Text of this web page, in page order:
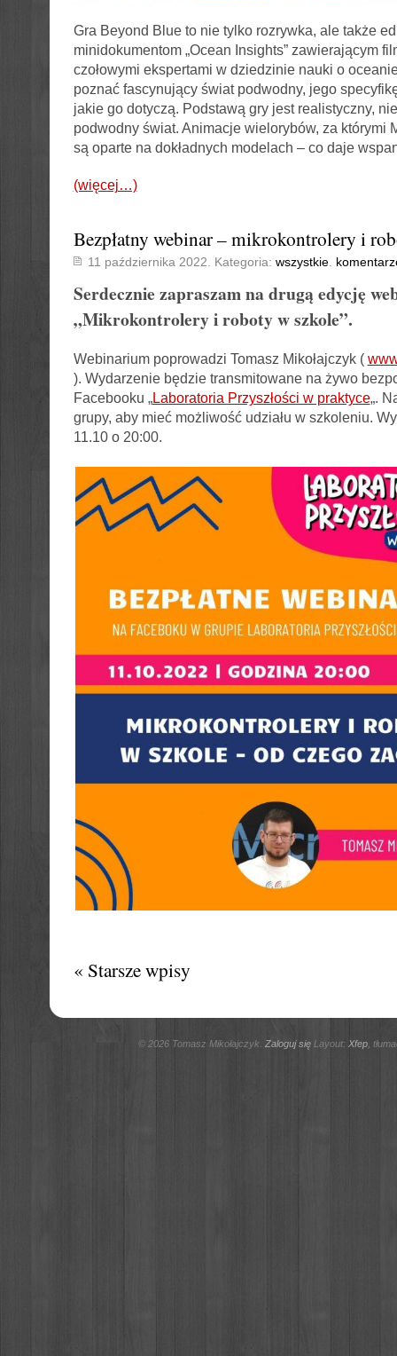
Gra Beyond Blue to nie tylko rozrywka, ale także
minidokumentom „Ocean Insights” zawierającym
czołowymi ekspertami w dziedzinie nauki o
poznać fascynujący świat podwodny, jego
jakie go dotyczą. Podstawą gry jest realistyczny,
podwodny świat. Animacje wielorybów, za którymi
są oparte na dokładnych modelach – co daje
(więcej…)
Bezpłatny webinar – mikrokontrolery i
11 października 2022. Kategoria: wszystkie.
Serdecznie zapraszam na drugą edycję
„Mikrokontrolery i roboty w szkole”.
Webinarium poprowadzi Tomasz Mikołajczyk (
). Wydarzenie będzie transmitowane na żywo
Facebooku „Laboratoria Przyszłości w praktyce„.
grupy, aby mieć możliwość udziału w szkoleniu.
11.10 o 20:00.
« Starsze wpisy
© 2026 Tomasz Mikołajczyk. Zaloguj sięLayout: Xfep,